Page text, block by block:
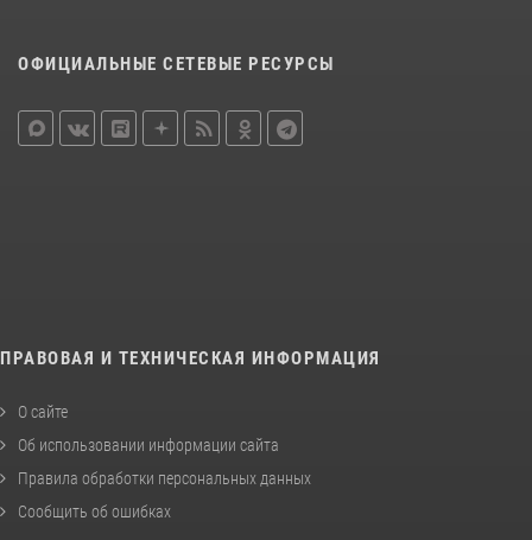
ОФИЦИАЛЬНЫЕ СЕТЕВЫЕ РЕСУРСЫ
ПРАВОВАЯ И ТЕХНИЧЕСКАЯ ИНФОРМАЦИЯ
О сайте
Об использовании информации сайта
Правила обработки персональных данных
Сообщить об ошибках